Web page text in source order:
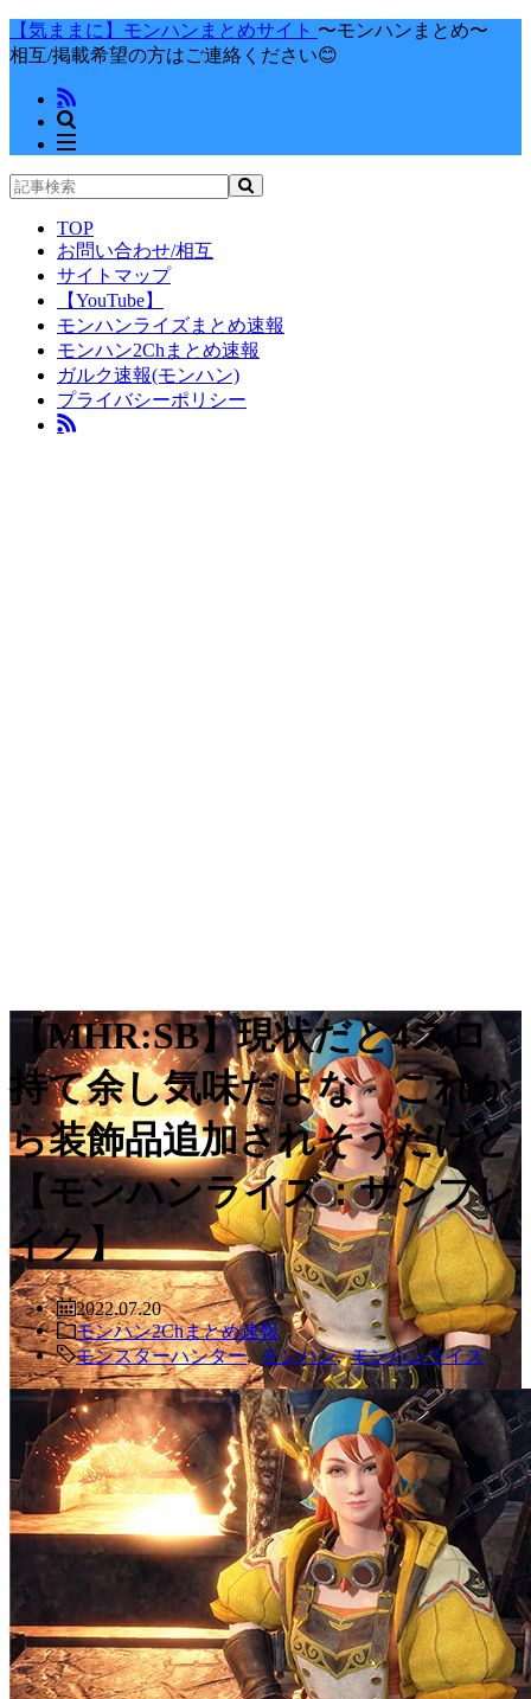
【気ままに】モンハンまとめサイト 〜モンハンまとめ〜
相互/掲載希望の方はご連絡ください😊
TOP
お問い合わせ/相互
サイトマップ
【YouTube】
モンハンライズまとめ速報
モンハン2Chまとめ速報
ガルク速報(モンハン)
プライバシーポリシー
【MHR:SB】現状だと4スロ
持て余し気味だよな これか
ら装飾品追加されそうだけど
【モンハンライズ：サンブレ
イク】
2022.07.20
モンハン2Chまとめ速報
モンスターハンター, モンハン,モンハンライズ